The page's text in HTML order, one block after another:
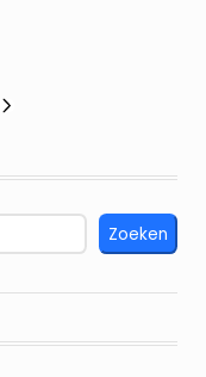
Zoeken